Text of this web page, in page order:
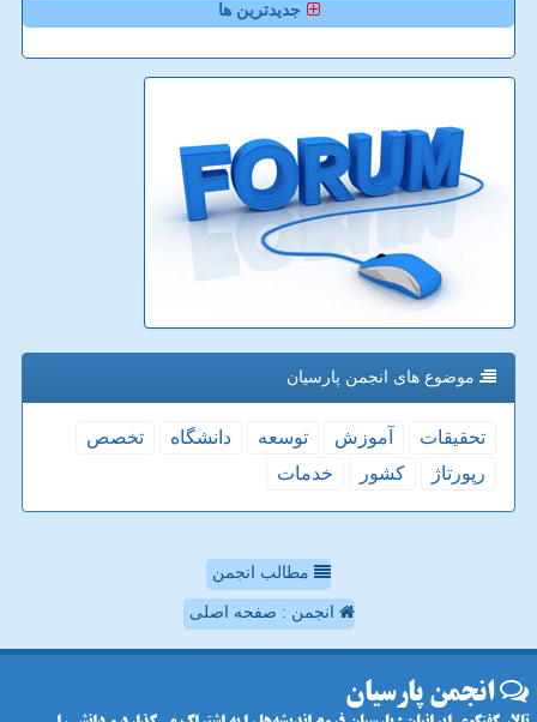
جدیدترین ها
موضوع های انجمن پارسیان
تحقیقات آموزش توسعه دانشگاه
تخصص
رپورتاژ
كشور خدمات
مطالب انجمن
انجمن : صفحه اصلی
انجمن پارسیان